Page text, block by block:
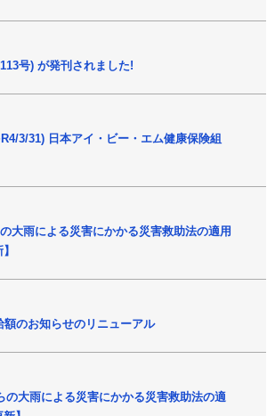
号) が発刊されました!
3/31) 日本アイ・ビー・エム健康保険組
大雨による災害にかかる災害救助法の適用
額のお知らせのリニューアル
の大雨による災害にかかる災害救助法の適